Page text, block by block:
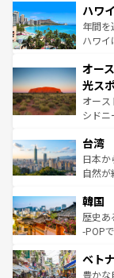
着のス
のよう
ンメン
西部
部のニ
文化が
しみな
るだろ
情報は
ハワイ
年間を
ハワイ
ワイ島
島だが
おすす
文化や
人々、
ク、伝
ってい
はコン
オー
光ス
オース
シドニ
リアリ
ク）、
ど、見
いる。
ビング
い。オ
参照し
台湾
日本か
自然が
ン）、
と山
驚きを
容にも
韓国
歴史
-POP
き、地
でき
ベト
豊か